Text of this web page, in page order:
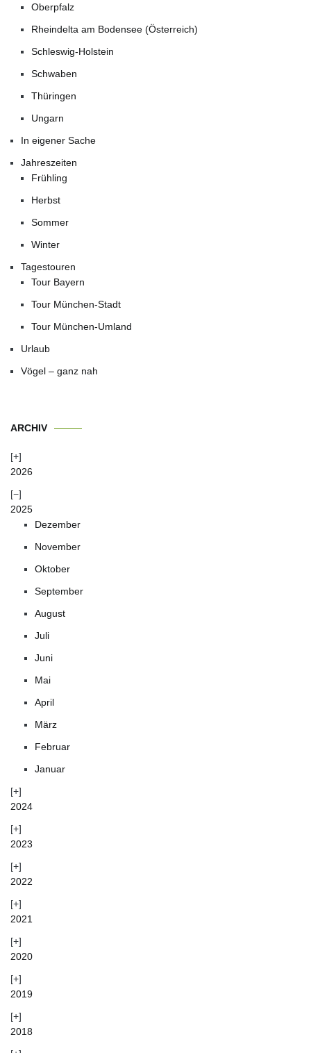
Oberpfalz
Rheindelta am Bodensee (Österreich)
Schleswig-Holstein
Schwaben
Thüringen
Ungarn
In eigener Sache
Jahreszeiten
Frühling
Herbst
Sommer
Winter
Tagestouren
Tour Bayern
Tour München-Stadt
Tour München-Umland
Urlaub
Vögel – ganz nah
ARCHIV
2026
2025
Dezember
November
Oktober
September
August
Juli
Juni
Mai
April
März
Februar
Januar
2024
2023
2022
2021
2020
2019
2018